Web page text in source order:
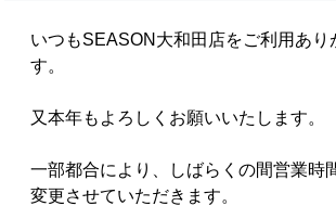
いつもSEASON大和田店をご利用あり
す。
又本年もよろしくお願いいたします。
一部都合により、しばらくの間営業時
変更させていただきます。